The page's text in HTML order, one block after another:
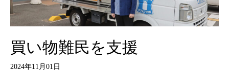
買い物難民を支援
2024年11月01日